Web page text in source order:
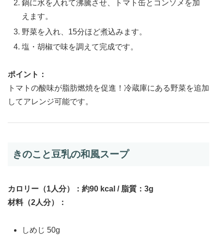
鍋に水を入れて沸騰させ、トマト缶とコンソメを加
えます。
野菜を入れ、15分ほど煮込みます。
塩・胡椒で味を調えて完成です。
ポイント：
トマトの酸味が脂肪燃焼を促進！冷蔵庫にある野菜を追加
してアレンジ可能です。
きのこと豆乳の和風スープ
カロリー（1人分）：約90 kcal / 脂質：3g
材料（2人分）：
しめじ 50g